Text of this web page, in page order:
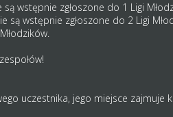
wstępnie zgłoszone do 1 Ligi
są wstępnie zgłoszone do 2 Ligi
uczestnika, jego miejsce zajmuje